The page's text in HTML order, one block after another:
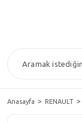
Anasayfa RENAULT